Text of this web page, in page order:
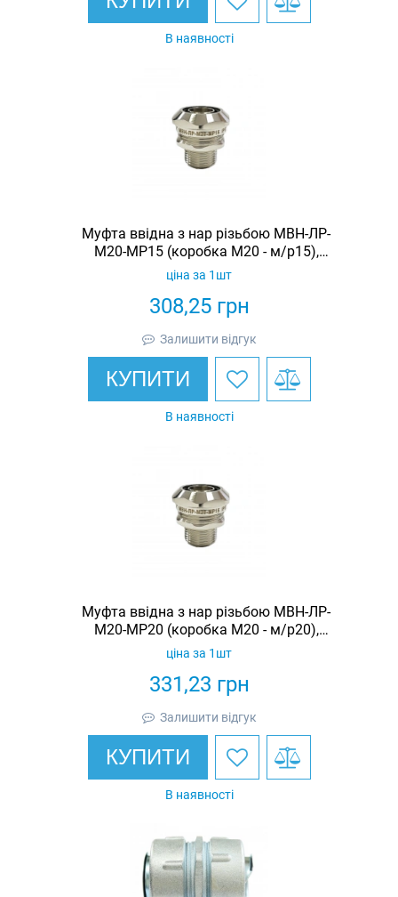
В наявності
Муфта ввідна з нар різьбою МВН-ЛР-
М20-МР15 (коробка М20 - м/р15),
латунь нікельована, IP67
308,25грн
ціна за 1шт
Залишити відгук
КУПИТИ
В наявності
Муфта ввідна з нар різьбою МВН-ЛР-
М20-МР20 (коробка М20 - м/р20),
латунь нікельована, IP67
331,23 грн
ціна за 1шт
Залишити відгук
КУПИТИ
В наявності